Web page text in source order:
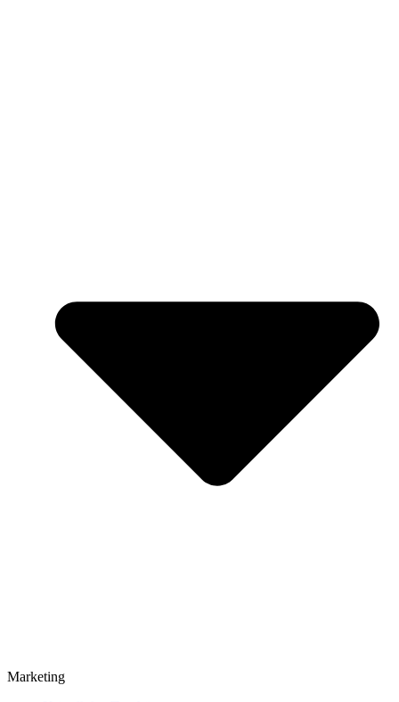
Marketing